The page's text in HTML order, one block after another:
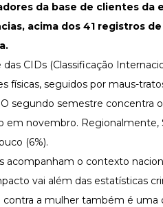
da base de clientes da
acima dos 41 registros
das CIDs (Classificação
físicas, seguidos por maus-
O segundo semestre
em novembro. Regionalmente,
(6%).
acompanham o contexto
vai além das estatísticas
contra a mulher também é uma